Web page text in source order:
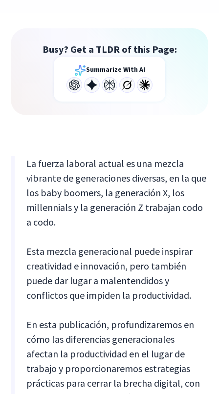
Busy? Get a TLDR of this Page:
Summarize With AI
La fuerza laboral actual es una mezcla
vibrante de generaciones diversas, en la que
los baby boomers, la generación X, los
millennials y la generación Z trabajan codo
a codo.
Esta mezcla generacional puede inspirar
creatividad e innovación, pero también
puede dar lugar a malentendidos y
conflictos que impiden la productividad.
En esta publicación, profundizaremos en
cómo las diferencias generacionales
afectan la productividad en el lugar de
trabajo y proporcionaremos estrategias
prácticas para cerrar la brecha digital, con